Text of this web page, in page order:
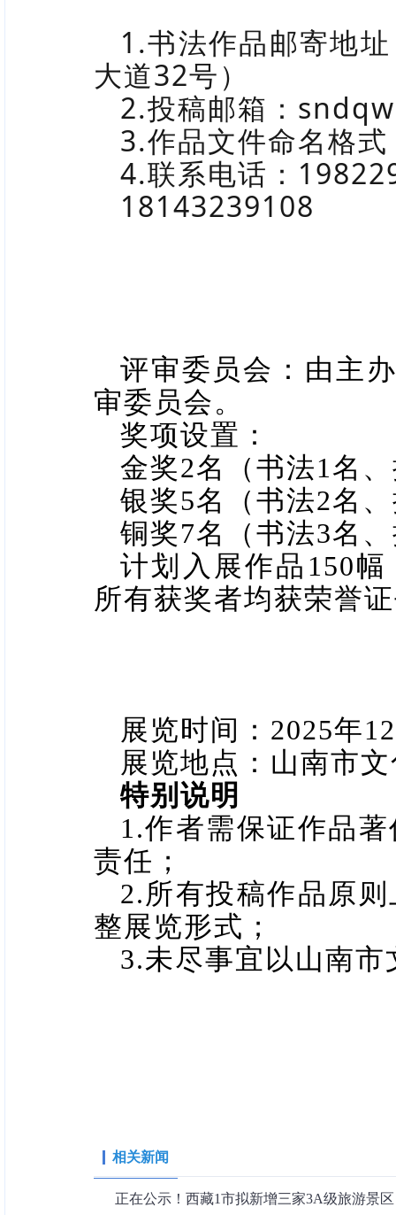
1.书法作品邮寄地
大道32号）
2.投稿邮箱：
3.作品文件命名格
4.联系电话：
18143239108
评审委员会：由主
审委员会。
奖项设置：
金奖2名（书法1名
银奖5名（书法2名
铜奖7名（书法3名
计划入展作品 150幅
所有获奖者均获荣誉
展览时间： 2025年12
展览地点：山南市
特别说明
1.作者需保证作品
责任；
2.所有投稿作品原
整展览形式；
3.未尽事宜以山南
相关新闻
正在公示！西藏1市拟新增三家3A级旅游景区